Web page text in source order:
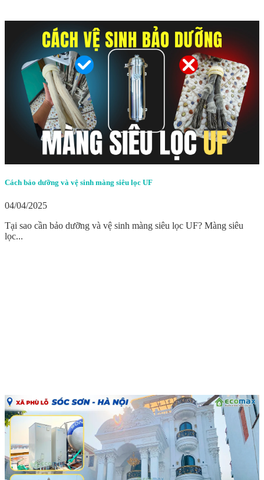
Cách bảo dưỡng và vệ sinh màng siêu lọc UF
04/04/2025
Tại sao cần bảo dưỡng và vệ sinh màng siêu lọc UF? Màng siêu
lọc...